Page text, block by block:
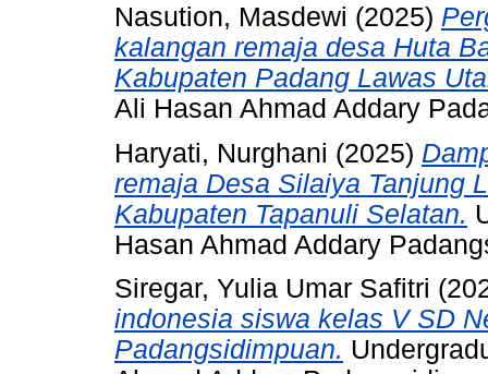
Nasution, Masdewi (2025)
kalangan remaja desa Huta
Kabupaten Padang Lawas
Ali Hasan Ahmad Addary
Haryati, Nurghani (2025)
remaja Desa Silaiya Tanjung
Kabupaten Tapanuli Selatan.
Hasan Ahmad Addary
Siregar, Yulia Umar Safitri
indonesia siswa kelas V SD
Padangsidimpuan.